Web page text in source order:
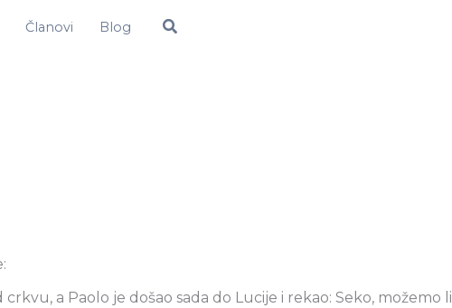
Članovi Blog Pretraga
a Paolo je došao sada do Lucije i rekao: Seko, možemo li